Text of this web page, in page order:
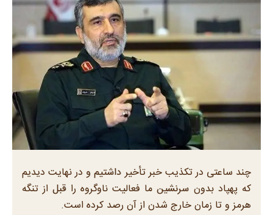
چند ساعتی در تکذیب خبر تأخیر داشتیم و در نهایت دیدیم
که پهپاد بدون سرنشین ما فعالیت ناوگروه را قبل از تنگه
هرمز و تا زمان خارج شدن از آن رصد کرده است.